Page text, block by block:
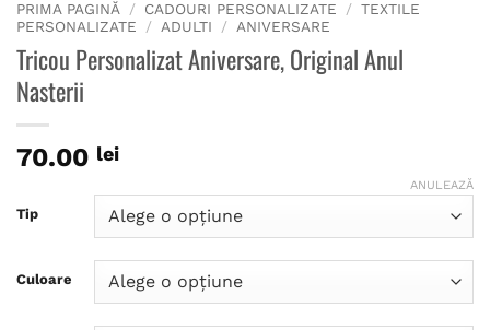
PRIMA PAGINĂ / CADOURI PERSONALIZATE / TEXTILE
PERSONALIZATE
/ ADULTI / ANIVERSARE
Tricou Personalizat Aniversare, Original Anul
Nasterii
70.00 lei
Tip
Culoare
ANULEAZĂ